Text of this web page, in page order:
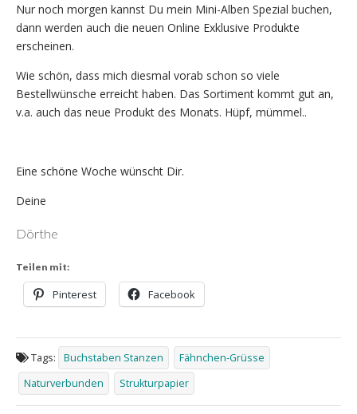
Nur noch morgen kannst Du mein Mini-Alben Spezial buchen,
dann werden auch die neuen Online Exklusive Produkte
erscheinen.
Wie schön, dass mich diesmal vorab schon so viele
Bestellwünsche erreicht haben. Das Sortiment kommt gut an,
v.a. auch das neue Produkt des Monats. Hüpf, mümmel..
Eine schöne Woche wünscht Dir.
Deine
Dörthe
Teilen mit:
Pinterest Facebook
Tags: Buchstaben Stanzen
Fähnchen-Grüsse
Naturverbunden
Strukturpapier